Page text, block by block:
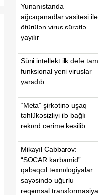
Yunanıstanda
ağcaqanadlar vasitəsi ilə
ötürülən virus sürətlə
yayılır
Süni intellekt ilk dəfə tam
funksional yeni viruslar
yaradıb
“Meta” şirkətinə uşaq
təhlükəsizliyi ilə bağlı
rekord cərimə kəsilib
Mikayıl Cabbarov:
“SOCAR karbamid”
qabaqcıl texnologiyalar
sayəsində uğurlu
rəqəmsal transformasiya